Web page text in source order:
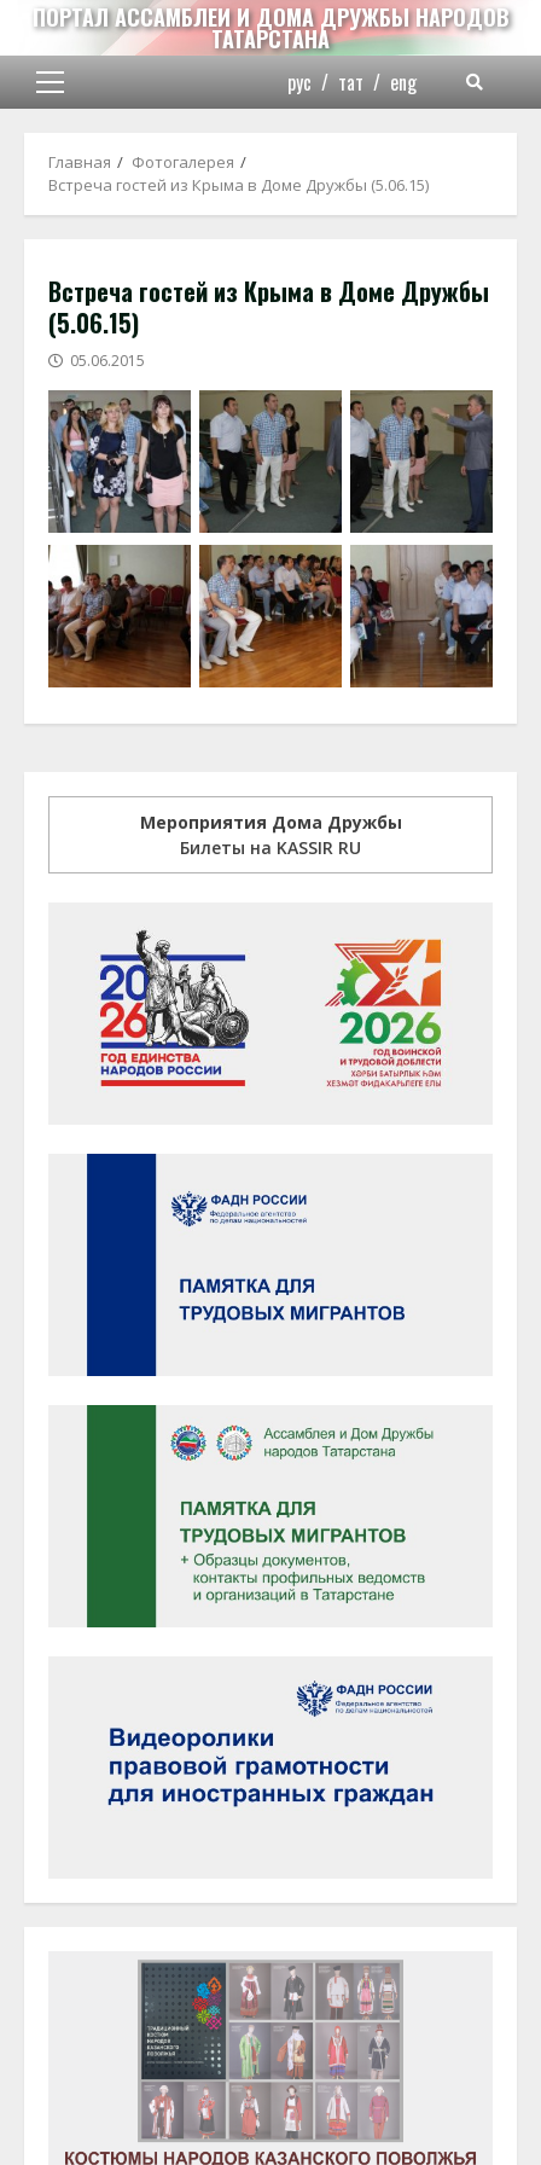
Перейти
содержимому
ПОРТАЛ АССАМБЛЕИ И ДОМА ДРУЖБЫ НАРОДОВ
ТАТАРСТАНА
Основное
рус / тат / eng
Главная
Фотогалерея
Встреча гостей из Крыма в Доме Дружбы (5.06.15)
Встреча гостей из Крыма в Доме Дружбы
(5.06.15)
05.06.2015
Мероприятия Дома Дружбы
Билеты на KASSIR RU